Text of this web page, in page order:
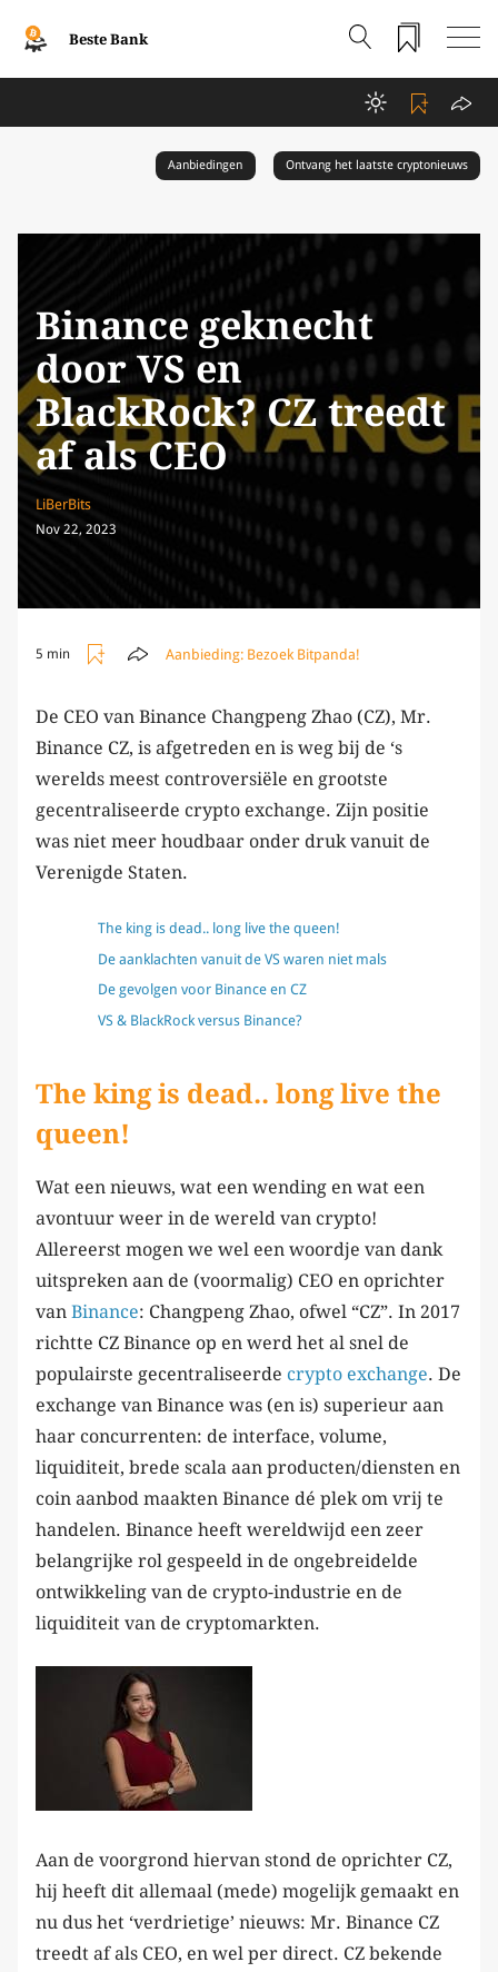
Beste Bank
Aanbiedingen Ontvang het laatste cryptonieuws
Binance geknecht
door VS en
BlackRock? CZ treedt
af als CEO
LiBerBits
Nov 22, 2023
5 min Aanbieding: Bezoek Bitpanda!
De CEO van Binance Changpeng Zhao (CZ), Mr.
Binance CZ, is afgetreden en is weg bij de ‘s
werelds meest controversiële en grootste
gecentraliseerde crypto exchange. Zijn positie
was niet meer houdbaar onder druk vanuit de
Verenigde Staten.
The king is dead.. long live the queen!
De aanklachten vanuit de VS waren niet mals
De gevolgen voor Binance en CZ
VS & BlackRock versus Binance?
The king is dead.. long live the
queen!
Wat een nieuws, wat een wending en wat een
avontuur weer in de wereld van crypto!
Allereerst mogen we wel een woordje van dank
uitspreken aan de (voormalig) CEO en oprichter
van Binance: Changpeng Zhao, ofwel “CZ”. In 2017
richtte CZ Binance op en werd het al snel de
populairste gecentraliseerde crypto exchange. De
exchange van Binance was (en is) superieur aan
haar concurrenten: de interface, volume,
liquiditeit, brede scala aan producten/diensten en
coin aanbod maakten Binance dé plek om vrij te
handelen. Binance heeft wereldwijd een zeer
belangrijke rol gespeeld in de ongebreidelde
ontwikkeling van de crypto-industrie en de
liquiditeit van de cryptomarkten.
Aan de voorgrond hiervan stond de oprichter CZ,
hij heeft dit allemaal (mede) mogelijk gemaakt en
nu dus het ‘verdrietige’ nieuws: Mr. Binance CZ
treedt af als CEO, en wel per direct. CZ bekende